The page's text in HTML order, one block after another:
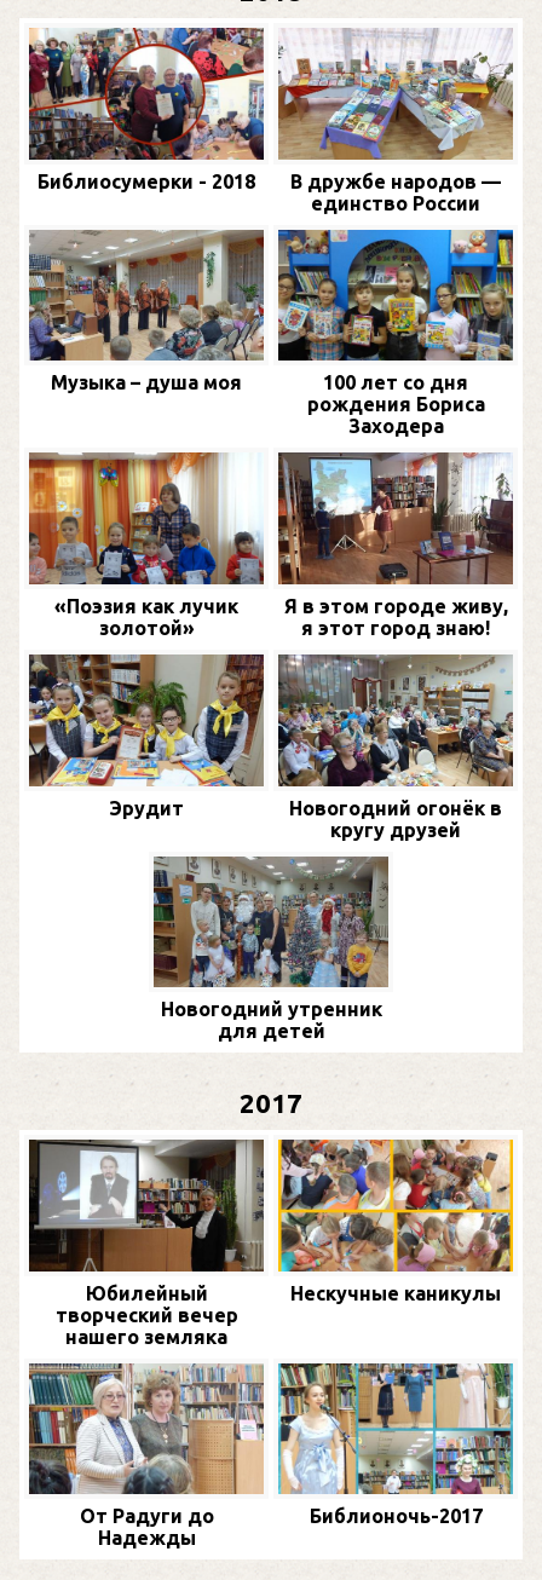
Библиосумерки - 2018
В дружбе народов —
единство России
Музыка – душа моя
100 лет со дня
рождения Бориса
Заходера
«Поэзия как лучик
золотой»
Я в этом городе живу,
я этот город знаю!
Эрудит
Новогодний огонёк в
кругу друзей
Новогодний утренник
для детей
2017
Юбилейный
творческий вечер
нашего земляка
Нескучные каникулы
От Радуги до
Надежды
Библионочь-2017